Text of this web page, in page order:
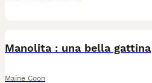
Manolita : una bella gattina
Maine Coon